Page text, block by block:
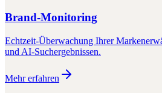
Brand-Monitoring
Echtzeit-Überwachung Ihrer
und AI-Suchergebnissen.
Mehr erfahren